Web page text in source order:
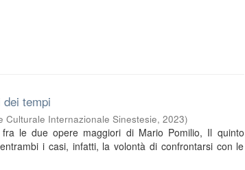
tempi
Culturale Internazionale Sinestesie,2023)
le due opere maggiori di Mario Pomilio, Il quinto
i casi, infatti, la volontà di confrontarsi con le